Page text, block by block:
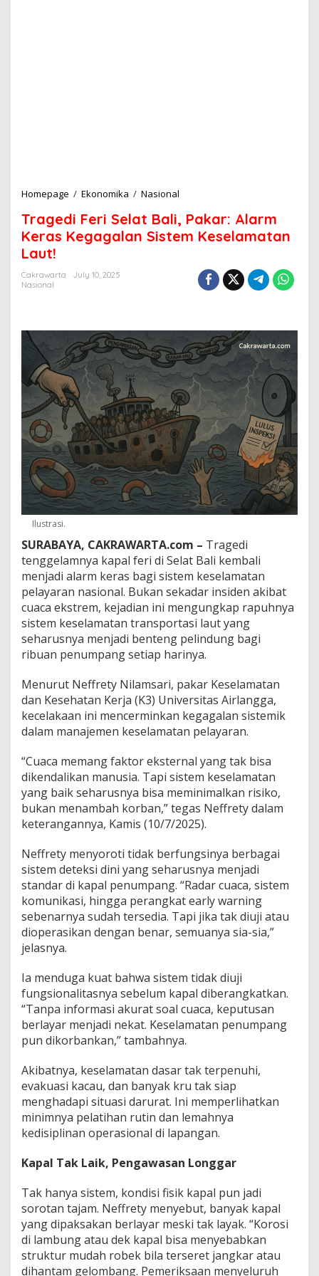
Homepage / Ekonomika / Nasional
a
g
e
S
e
l
a
t
B
a
l
i
P
a
k
a
r
A
l
a
r
m
K
e
r
a
s
e
a
g
a
a
S
i
s
t
K
e
s
e
l
a
m
a
n
L
a
u
t
Tragedi Feri Selat Bali, Pakar: Alarm
Keras Kegagalan Sistem Keselamatan
Laut!
Cakrawarta
July 10, 2025
Nasional
Ilustrasi.
SURABAYA, CAKRAWARTA.com – Tragedi
tenggelamnya kapal feri di Selat Bali kembali
menjadi alarm keras bagi sistem keselamatan
pelayaran nasional. Bukan sekadar insiden akibat
cuaca ekstrem, kejadian ini mengungkap rapuhnya
sistem keselamatan transportasi laut yang
seharusnya menjadi benteng pelindung bagi
ribuan penumpang setiap harinya.
Menurut Neffrety Nilamsari, pakar Keselamatan
dan Kesehatan Kerja (K3) Universitas Airlangga,
kecelakaan ini mencerminkan kegagalan sistemik
dalam manajemen keselamatan pelayaran.
“Cuaca memang faktor eksternal yang tak bisa
dikendalikan manusia. Tapi sistem keselamatan
yang baik seharusnya bisa meminimalkan risiko,
bukan menambah korban,” tegas Neffrety dalam
keterangannya, Kamis (10/7/2025).
Neffrety menyoroti tidak berfungsinya berbagai
sistem deteksi dini yang seharusnya menjadi
standar di kapal penumpang. “Radar cuaca, sistem
komunikasi, hingga perangkat early warning
sebenarnya sudah tersedia. Tapi jika tak diuji atau
dioperasikan dengan benar, semuanya sia-sia,”
jelasnya.
Ia menduga kuat bahwa sistem tidak diuji
fungsionalitasnya sebelum kapal diberangkatkan.
“Tanpa informasi akurat soal cuaca, keputusan
berlayar menjadi nekat. Keselamatan penumpang
pun dikorbankan,” tambahnya.
Akibatnya, keselamatan dasar tak terpenuhi,
evakuasi kacau, dan banyak kru tak siap
menghadapi situasi darurat. Ini memperlihatkan
minimnya pelatihan rutin dan lemahnya
kedisiplinan operasional di lapangan.
Kapal Tak Laik, Pengawasan Longgar
Tak hanya sistem, kondisi fisik kapal pun jadi
sorotan tajam. Neffrety menyebut, banyak kapal
yang dipaksakan berlayar meski tak layak. “Korosi
di lambung atau dek kapal bisa menyebabkan
struktur mudah robek bila terseret jangkar atau
dihantam gelombang. Pemeriksaan menyeluruh